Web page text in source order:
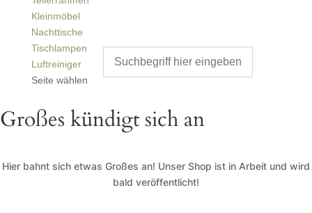
Kleinmöbel
Nachttische
Tischlampen
Luftreiniger
Seite wählen
Großes kündigt sich an
Hier bahnt sich etwas Großes an! Unser Shop ist in Arbeit und wird
bald veröffentlicht!